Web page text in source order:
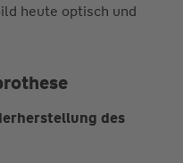
heute optisch und
des